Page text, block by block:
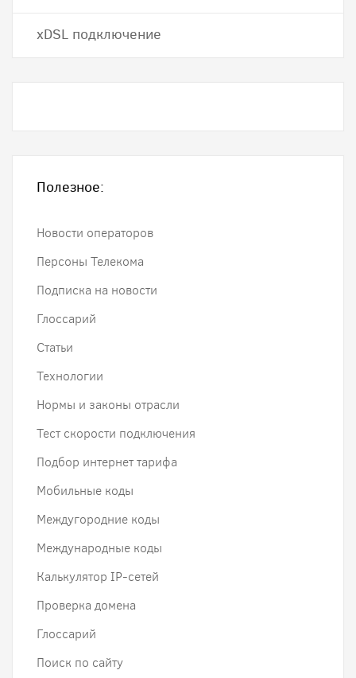
хDSL подключение
Полезное:
Новости операторов
Персоны Телекома
Подписка на новости
Глоссарий
Статьи
Технологии
Нормы и законы отрасли
Тест скорости подключения
Подбор интернет тарифа
Мобильные коды
Междугородние коды
Международные коды
Калькулятор IP-сетей
Проверка домена
Глоссарий
Поиск по сайту